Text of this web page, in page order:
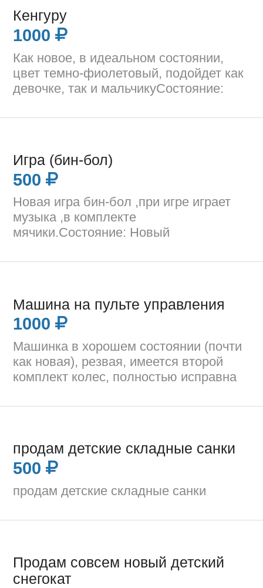
Кенгуру
1000
Как новое, в идеальном состоянии,
цвет темно-фиолетовый, подойдет как
девочке, так и мальчикуСостояние:
Игра (бин-бол)
500
Новая игра бин-бол ,при игре играет
музыка ,в комплекте
мячики.Состояние: Новый
Машина на пульте управления
1000
Машинка в хорошем состоянии (почти
как новая), резвая, имеется второй
комплект колес, полностью исправна
продам детские складные санки
500
продам детские складные санки
Продам совсем новый детский
снегокат